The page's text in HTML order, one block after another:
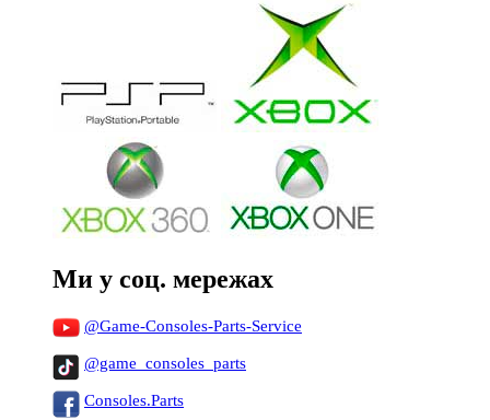
Ми у соц. мережах
@Game-Consoles-Parts-Service
@game_consoles_parts
Consoles.Parts